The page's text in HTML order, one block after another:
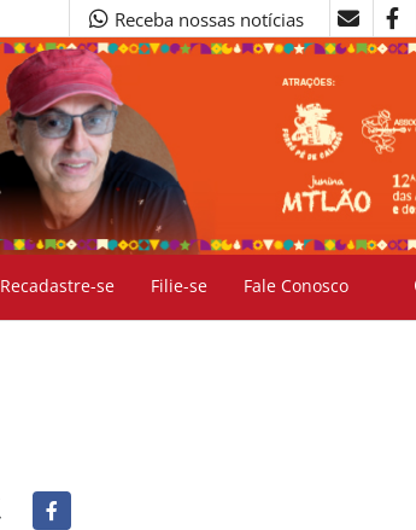
Receba nossas notícias
Recadastre-se Filie-se Fale Conosco